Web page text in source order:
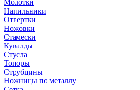
Молотки
Напильники
Отвертки
Ножовки
Стамески
Кувалды
Стусла
Топоры
Струбцины
Ножницы по металлу